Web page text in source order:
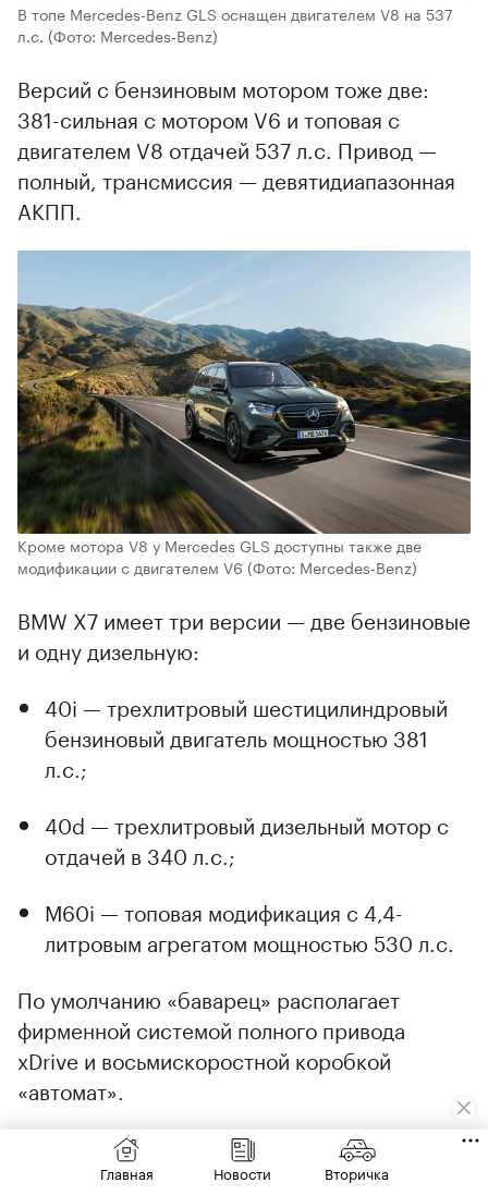
В топе Mercedes-Benz GLS оснащен двигателем V8 на 537
л.с. (Фото: Mercedes‑Benz)
Версий с бензиновым мотором тоже две:
381-сильная с мотором V6 и топовая с
двигателем V8 отдачей 537 л.с. Привод —
полный, трансмиссия — девятидиапазонная
АКПП.
Кроме мотора V8 у Mercedes GLS доступны также две
модификации с двигателем V6 (Фото: Mercedes‑Benz)
BMW X7 имеет три версии — две бензиновые
и одну дизельную:
40i — трехлитровый шестицилиндровый
бензиновый двигатель мощностью 381
л.с.;
40d — трехлитровый дизельный мотор с
отдачей в 340 л.с.;
M60i — топовая модификация с 4,4-
литровым агрегатом мощностью 530 л.с.
По умолчанию «баварец» располагает
фирменной системой полного привода
xDrive и восьмискоростной коробкой
«автомат».
Главная Новости Вторичка